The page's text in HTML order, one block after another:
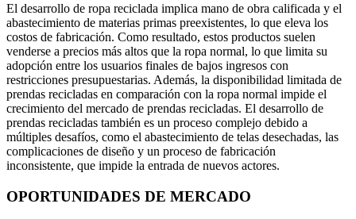
El desarrollo de ropa reciclada implica mano de obra calificada y el
abastecimiento de materias primas preexistentes, lo que eleva los
costos de fabricación. Como resultado, estos productos suelen
venderse a precios más altos que la ropa normal, lo que limita su
adopción entre los usuarios finales de bajos ingresos con
restricciones presupuestarias. Además, la disponibilidad limitada de
prendas recicladas en comparación con la ropa normal impide el
crecimiento del mercado de prendas recicladas. El desarrollo de
prendas recicladas también es un proceso complejo debido a
múltiples desafíos, como el abastecimiento de telas desechadas, las
complicaciones de diseño y un proceso de fabricación
inconsistente, que impide la entrada de nuevos actores.
OPORTUNIDADES DE MERCADO